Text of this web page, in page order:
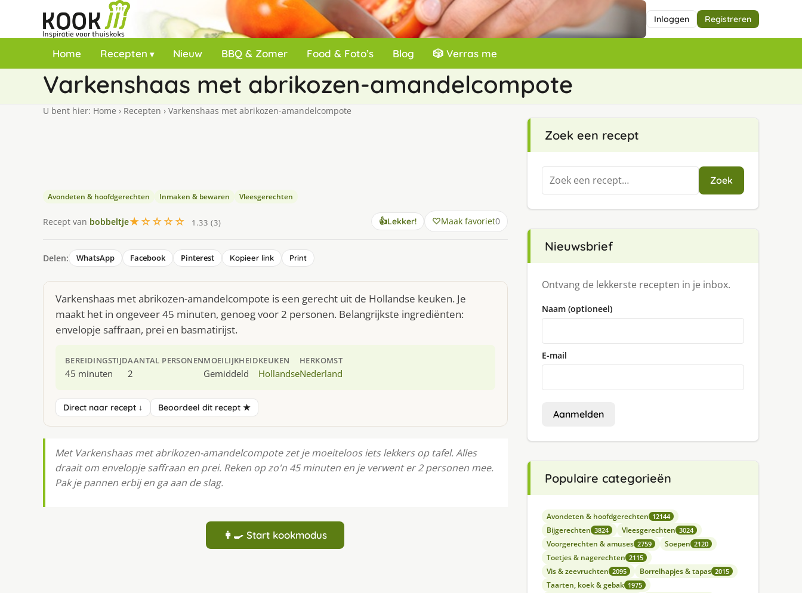
Inloggen Registreren
Home Recepten Nieuw BBQ & Zomer Food & Foto’s Blog 🎲 Verras me
Varkenshaas met abrikozen-amandelcompote
U bent hier: Home › Recepten › Varkenshaas met abrikozen-amandelcompote
Avondeten & hoofdgerechten Inmaken & bewaren Vleesgerechten
Recept van bobbeltje★☆☆☆☆ 1.33 (3) 👍Lekker! Maak favoriet0
Delen: WhatsApp Facebook Pinterest Kopieer link Print
Varkenshaas met abrikozen-amandelcompote is een gerecht uit de Hollandse keuken. Je
maakt het in ongeveer 45 minuten, genoeg voor 2 personen. Belangrijkste ingrediënten:
envelopje saffraan, prei en basmatirijst.
BEREIDINGSTIJD
45 minuten
AANTAL PERSONEN
2
MOEILIJKHEID
Gemiddeld
KEUKEN
Hollandse
HERKOMST
Nederland
Direct naar recept ↓ Beoordeel dit recept ★
Met Varkenshaas met abrikozen-amandelcompote zet je moeiteloos iets lekkers op tafel. Alles
draait om envelopje saffraan en prei. Reken op zo'n 45 minuten en je verwent er 2 personen mee.
Pak je pannen erbij en ga aan de slag.
👩‍🍳 Start kookmodus
Zoek een recept
Zoeken
naar:
Zoek
Nieuwsbrief
Ontvang de lekkerste recepten in je inbox.
Naam (optioneel)
E-mail
Aanmelden
Populaire categorieën
Avondeten & hoofdgerechten 12144
Bijgerechten 3824 Vleesgerechten 3024
Voorgerechten & amuses 2759 Soepen 2120
Toetjes & nagerechten 2115
Vis & zeevruchten 2095 Borrelhapjes & tapas 2015
Taarten, koek & gebak 1975